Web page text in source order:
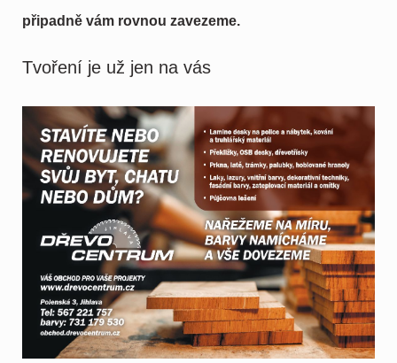
připadně vám rovnou zavezeme.
Tvoření je už jen na vás